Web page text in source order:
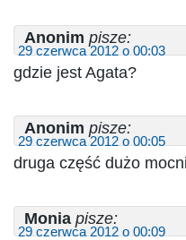
Anonim pisze:
29 czerwca 2012 o 00:03
gdzie jest Agata?
Anonim pisze:
29 czerwca 2012 o 00:05
druga część dużo
Monia pisze:
29 czerwca 2012 o 00:09